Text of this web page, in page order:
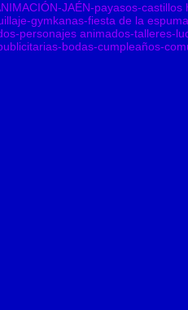
JAÉN-payasos-
gymkanas-fiesta de la
personajes animados-talleres-
bodas-cumpleaños-